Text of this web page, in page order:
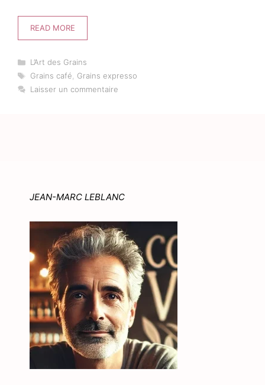
READ MORE
Catégories
L’Art des Grains
Étiquettes
Grains café, Grains expresso
Laisser un commentaire
JEAN-MARC LEBLANC